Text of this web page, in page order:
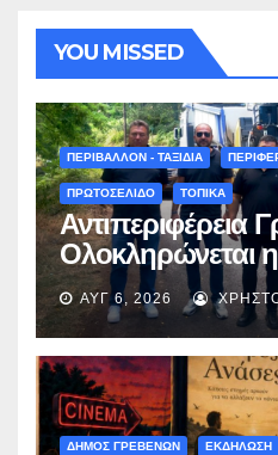
YOU MISSED
ΠΕΡΙΒΑΛΛΟΝ - ΤΑΞΙΔΙΑ
ΠΡΩΤΟΣΕΛΙΔΟ ΤΟΠΙΚΑ
Αντιπεριφέρεια
Ολοκληρώνεται η
ασφαλτόστρωση
Περιβόλι –
ΑΥΓ 6, 2026
ΔΗΜΟΣ ΓΡΕΒΕΝΩΝ ΕΚΔΗΛΩΣΗ